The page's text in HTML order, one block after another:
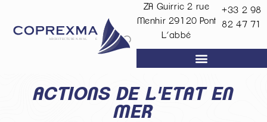
ZA Guirric 2 rue
Menhir 29120 Pont
L’abbé
+33 2 98
82 47 71
ACTIONS DE L'ETAT EN
MER